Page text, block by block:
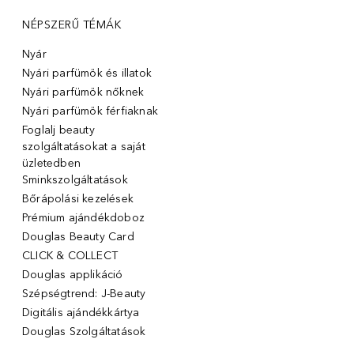
NÉPSZERŰ TÉMÁK
Nyár
Nyári parfümök és illatok
Nyári parfümök nőknek
Nyári parfümök férfiaknak
Foglalj beauty
szolgáltatásokat a saját
üzletedben
Sminkszolgáltatások
Bőrápolási kezelések
Prémium ajándékdoboz
Douglas Beauty Card
CLICK & COLLECT
Douglas applikáció
Szépségtrend: J-Beauty
Digitális ajándékkártya
Douglas Szolgáltatások